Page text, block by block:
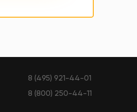
8 (495) 921-44-01
8 (800) 250-44-11